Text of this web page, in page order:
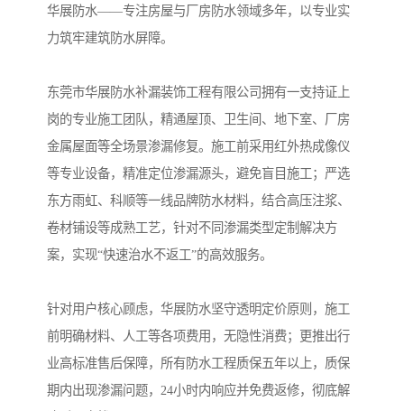
华展防水——专注房屋与厂房防水领域多年，以专业实
力筑牢建筑防水屏障。
东莞市华展防水补漏装饰工程有限公司拥有一支持证上
岗的专业施工团队，精通屋顶、卫生间、地下室、厂房
金属屋面等全场景渗漏修复。施工前采用红外热成像仪
等专业设备，精准定位渗漏源头，避免盲目施工；严选
东方雨虹、科顺等一线品牌防水材料，结合高压注浆、
卷材铺设等成熟工艺，针对不同渗漏类型定制解决方
案，实现“快速治水不返工”的高效服务。
针对用户核心顾虑，华展防水坚守透明定价原则，施工
前明确材料、人工等各项费用，无隐性消费；更推出行
业高标准售后保障，所有防水工程质保五年以上，质保
期内出现渗漏问题，24小时内响应并免费返修，彻底解